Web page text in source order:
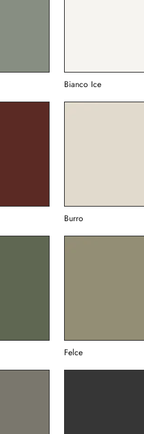
Bianco Ice
Burro
Felce